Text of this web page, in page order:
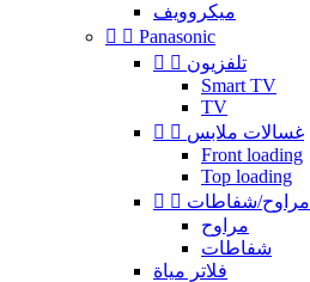
ميكروويف
  Panasonic
  تلفزيون
Smart TV
TV
  غسالات ملابس
Front loading
Top loading
  مراوح/شفاطات
مراوح
شفاطات
فلاتر مياة